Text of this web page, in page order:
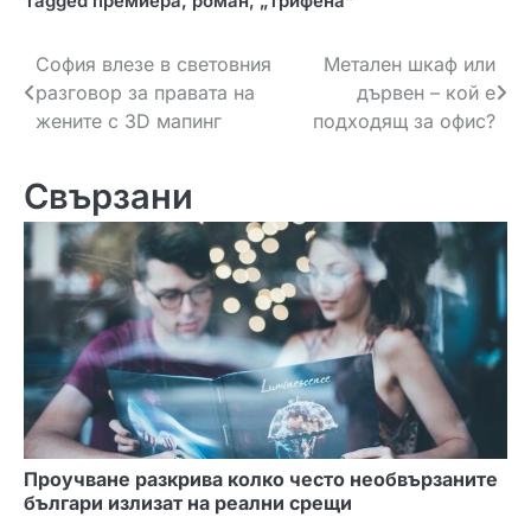
Н
а
и
г
а
и
я
София влезе в световния
разговор за правата на
жените с 3D мапинг
Метален шкаф или
дървен – кой е
подходящ за офис?
Свързани
Проучване разкрива колко често необвързаните
българи излизат на реални срещи